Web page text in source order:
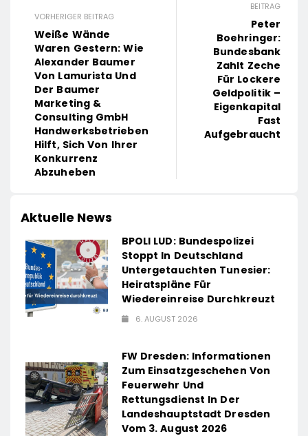
VORHERIGER BEITRAG
Weiße Wände
Waren Gestern: Wie
Alexander Baumer
Von Lamurista Und
Der Baumer
Marketing &
Consulting GmbH
Handwerksbetrieben
Hilft, Sich Von Ihrer
Konkurrenz
Abzuheben
BEITRAG
Peter
Boehringer:
Bundesbank
Zahlt Zeche
Für Lockere
Geldpolitik –
Eigenkapital
Fast
Aufgebraucht
Aktuelle News
BPOLI LUD: Bundespolizei
Stoppt In Deutschland
Untergetauchten Tunesier:
Heiratspläne Für
Wiedereinreise Durchkreuzt
6. AUGUST 2026
FW Dresden: Informationen
Zum Einsatzgeschehen Von
Feuerwehr Und
Rettungsdienst In Der
Landeshauptstadt Dresden
Vom 3. August 2026